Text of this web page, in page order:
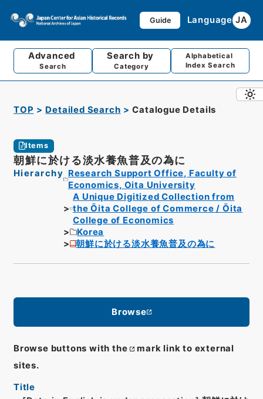
Guide Language JA
Advanced
Search
Search by
Category
Alphabetical
Index Search
TOP Detailed Search Catalogue Details
Items
朝鮮に於ける淡水養魚普及の為に
Hierarchy Research Support Office, Faculty of
Economics, Oita University
A Unique Digitized Collection from
the Ōita College of Commerce / Ōita
College of Economics
Korea
朝鮮に於ける淡水養魚普及の為に
Browse
Browse buttons with the
mark link to external
sites.
Title